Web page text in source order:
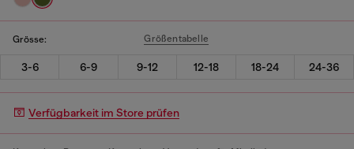
Grösse: Größentabelle
3-6 6-9 9-12 12-18 18-24 24-36
Verfügbarkeit im Store prüfen